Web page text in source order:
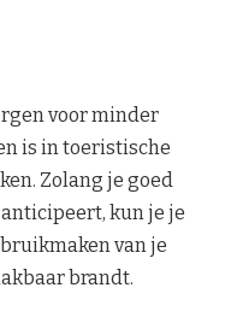
voor minder
is in toeristische
Zolang je goed
kun je je
van je
brandt.